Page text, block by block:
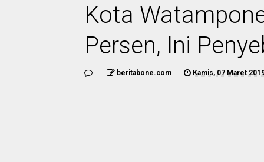
Kota
Persen, Ini
beritabone.com Kamis, 07 Maret